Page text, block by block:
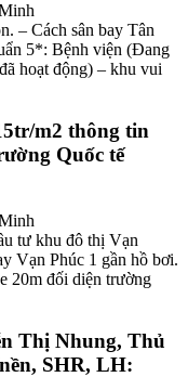
– Cách sân bay Tân
5*: Bệnh viện (Đang
hoạt động) – khu vui
m2 thông tin
Quốc tế
tư khu đô thị Vạn
Vạn Phúc 1 gần hồ bơi.
20m đối diện trường
Thị Nhung, Thủ
SHR, LH: